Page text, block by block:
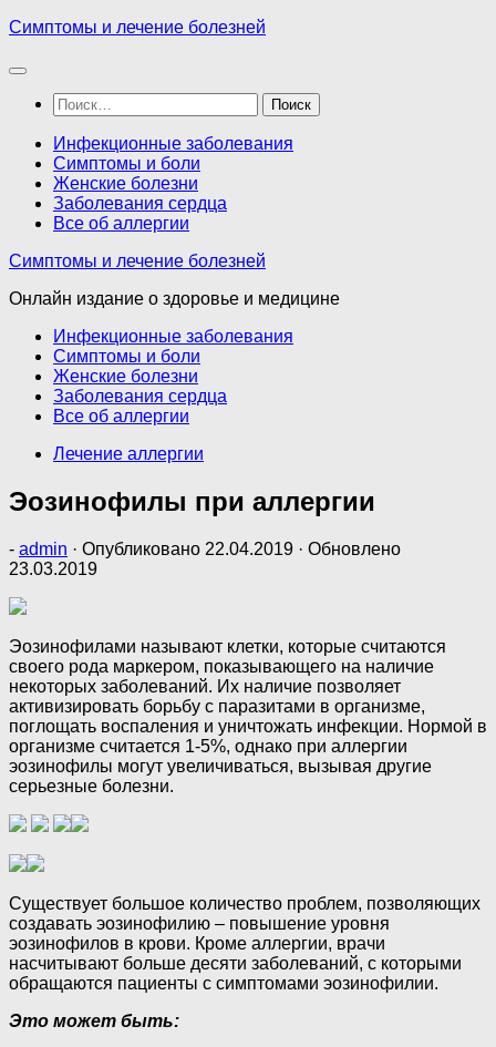
Перейти
содержимому
Симптомы и лечение болезней
Найти:
Инфекционные заболевания
Симптомы и боли
Женские болезни
Заболевания сердца
Все об аллергии
Симптомы и лечение болезней
Онлайн издание о здоровье и медицине
Инфекционные заболевания
Симптомы и боли
Женские болезни
Заболевания сердца
Все об аллергии
Лечение аллергии
Эозинофилы при аллергии
- admin · Опубликовано 22.04.2019 · Обновлено
23.03.2019
Эозинофилами называют клетки, которые считаются
своего рода маркером, показывающего на наличие
некоторых заболеваний. Их наличие позволяет
активизировать борьбу с паразитами в организме,
поглощать воспаления и уничтожать инфекции. Нормой в
организме считается 1-5%, однако при аллергии
эозинофилы могут увеличиваться, вызывая другие
серьезные болезни.
Существует большое количество проблем, позволяющих
создавать эозинофилию – повышение уровня
эозинофилов в крови. Кроме аллергии, врачи
насчитывают больше десяти заболеваний, с которыми
обращаются пациенты с симптомами эозинофилии.
Это может быть: